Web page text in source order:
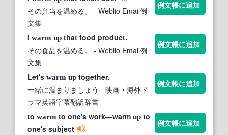
その弁当を温める。
- Weblio Email例
文集
例文帳に追加
I warm up that food product.
その食品を温める。
- Weblio Email例
文集
例文帳に追加
Let's warm up together.
一緒に温まりましょう - 映画・海外ド
ラマ英語字幕翻訳辞書
例文帳に追加
to warm to one's work―warm up to
one's subject
例文帳に追加